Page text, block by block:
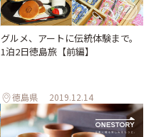
グルメ、アートに伝統体験まで。
1泊2日徳島旅【前編】
徳島県 2019.12.14